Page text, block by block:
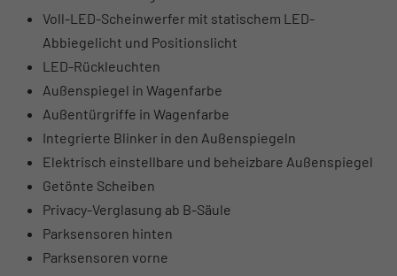
Voll-LED-Scheinwerfer mit statischem LED-
Abbiegelicht und Positionslicht
LED-Rückleuchten
Außenspiegel in Wagenfarbe
Außentürgriffe in Wagenfarbe
Integrierte Blinker in den Außenspiegeln
Elektrisch einstellbare und beheizbare Außenspiegel
Getönte Scheiben
Privacy-Verglasung ab B-Säule
Parksensoren hinten
Parksensoren vorne